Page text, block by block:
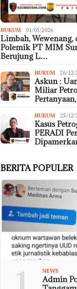
HUKUM 01/05/2026
Limbah, Wewenang,
Polemik PT MIM
Berujung L…
HUKUM 26/12/
Askun :
Miliar
HUKUM 25/12/
Kasus
PERADI
BERITA POPULER
NEWS
Admin